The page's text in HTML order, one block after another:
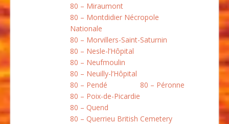
80 – Miraumont
80 – Montdidier Nécropole
Nationale
80 – Morvillers-Saint-Saturnin
80 – Nesle-l’Hôpital
80 – Neufmoulin
80 – Neuilly-l’Hôpital
80 – Pendé
80 – Péronne
80 – Poix-de-Picardie
80 – Quend
80 – Querrieu British Cemetery